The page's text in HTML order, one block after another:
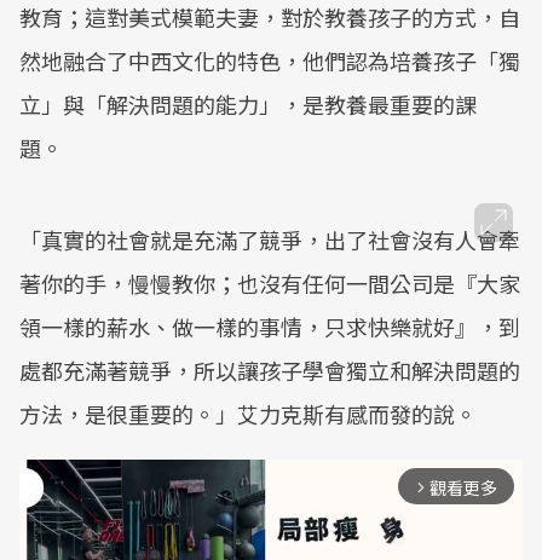
教育；這對美式模範夫妻，對於教養孩子的方式，自
然地融合了中西文化的特色，他們認為培養孩子「獨
立」與「解決問題的能力」，是教養最重要的課
題。
「真實的社會就是充滿了競爭，出了社會沒有人會牽
著你的手，慢慢教你；也沒有任何一間公司是『大家
領一樣的薪水、做一樣的事情，只求快樂就好』，到
處都充滿著競爭，所以讓孩子學會獨立和解決問題的
方法，是很重要的。」艾力克斯有感而發的說。
arrow_forward_ios 觀看更多